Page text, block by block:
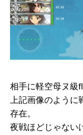
相手に軽空母ヌ級
上記画像のように
存在。
夜戦ほどじゃない